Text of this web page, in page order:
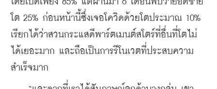
โต 25% ก่อนหน้านี้ซึ่งเจอโควิดด้วยโตประมาณ 10%
เรียกได้ว่าสวนกระแสดีพาร์ตเมนต์สโตร์ที่อื่นที่โตไม่
ได้เยอะมาก และถือเป็นการรีโนเวตที่ประสบความ
สำเร็จมาก